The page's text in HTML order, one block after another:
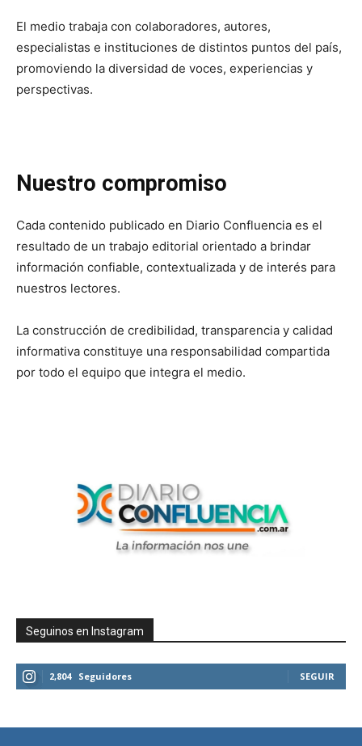
El medio trabaja con colaboradores, autores,
especialistas e instituciones de distintos puntos del país,
promoviendo la diversidad de voces, experiencias y
perspectivas.
Nuestro compromiso
Cada contenido publicado en Diario Confluencia es el
resultado de un trabajo editorial orientado a brindar
información confiable, contextualizada y de interés para
nuestros lectores.
La construcción de credibilidad, transparencia y calidad
informativa constituye una responsabilidad compartida
por todo el equipo que integra el medio.
Seguinos en Instagram
2,804 Seguidores SEGUIR